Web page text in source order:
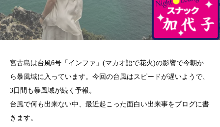
宮古島は台風6号「インファ」(マカオ語で花火)の影響で今朝か
ら暴風域に入っています。今回の台風はスピードが遅いようで、
3日間も暴風域が続く予報。
台風で何も出来ない中、最近起こった面白い出来事をブログに書
きます。